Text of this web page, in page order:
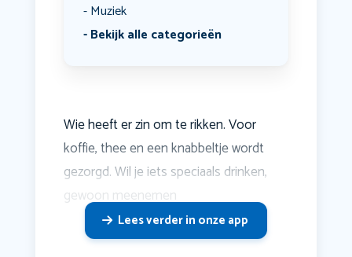
Muziek
Bekijk alle categorieën
Wie heeft er zin om te rikken. Voor
koffie, thee en een knabbeltje wordt
gezorgd. Wil je iets speciaals drinken,
gewoon meenemen
Lees verder in onze app